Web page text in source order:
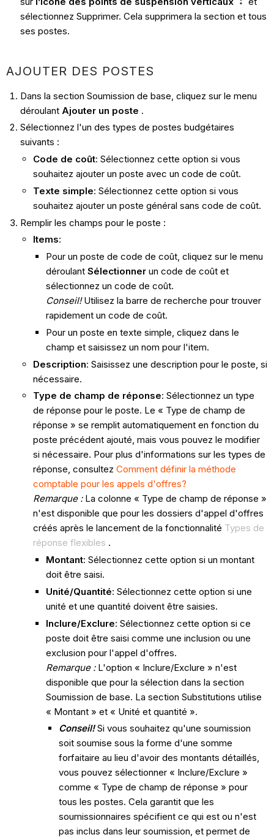
sélectionnez Supprimer. Cela supprimera la section et tous
ses postes.
AJOUTER DES POSTES
Dans la section Soumission de base, cliquez sur le menu
déroulant Ajouter un poste .
Sélectionnez l'un des types de postes budgétaires
suivants :
Code de coût: Sélectionnez cette option si vous
souhaitez ajouter un poste avec un code de coût.
Texte simple: Sélectionnez cette option si vous
souhaitez ajouter un poste général sans code de coût.
Remplir les champs pour le poste :
Items:
Pour un poste de code de coût, cliquez sur le menu
déroulant Sélectionnerun code de coût et
sélectionnez un code de coût.
Conseil!Utilisez la barre de recherche pour trouver
rapidement un code de coût.
Pour un poste en texte simple, cliquez dans le
champ et saisissez un nom pour l'item.
Description: Saisissez une description pour le poste, si
nécessaire.
Type de champ de réponse: Sélectionnez un type
de réponse pour le poste. Le « Type de champ de
réponse » se remplit automatiquement en fonction du
poste précédent ajouté, mais vous pouvez le modifier
si nécessaire. Pour plus d'informations sur les types de
réponse, consultez Comment définir la méthode
comptable pour les appels d'offres?
Remarque : La colonne « Type de champ de réponse »
n'est disponible que pour les dossiers d'appel d'offres
créés après le lancement de la fonctionnalité Types de
réponse flexibles .
Montant: Sélectionnez cette option si un montant
doit être saisi.
Unité/Quantité: Sélectionnez cette option si une
unité et une quantité doivent être saisies.
Inclure/Exclure: Sélectionnez cette option si ce
poste doit être saisi comme une inclusion ou une
exclusion pour l'appel d'offres.
Remarque : L'option « Inclure/Exclure » n'est
disponible que pour la sélection dans la section
Soumission de base. La section Substitutions utilise
« Montant » et « Unité et quantité ».
Conseil!Si vous souhaitez qu'une soumission
soit soumise sous la forme d'une somme
forfaitaire au lieu d'avoir des montants détaillés,
vous pouvez sélectionner « Inclure/Exclure »
comme « Type de champ de réponse » pour
tous les postes. Cela garantit que les
soumissionnaires spécifient ce qui est ou n'est
pas inclus dans leur soumission, et permet de